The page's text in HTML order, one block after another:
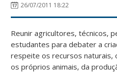
26/07/2011 18:22
Reunir agricultores, técnicos,
estudantes para debater a
respeite os recursos naturais,
os próprios animais, da